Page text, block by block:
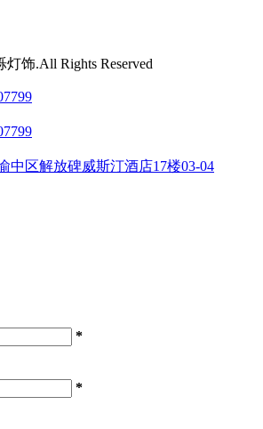
饰.All Rights Reserved
中区解放碑威斯汀酒店17楼03-04
*
*